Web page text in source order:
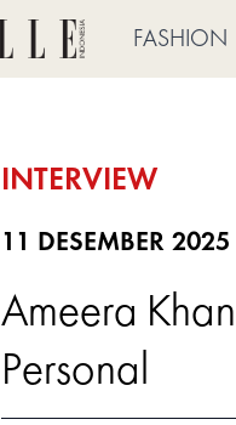
FASHION
INTERVIEW
11 DESEMBER 2025
Ameera
Personal